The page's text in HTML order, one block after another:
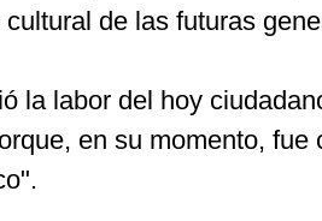
de las futuras
la labor del hoy
en su momento,